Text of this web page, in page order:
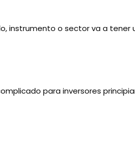
instrumento o sector va a
para inversores